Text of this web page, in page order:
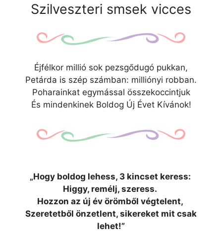
Szilveszteri smsek vicces
Éjfélkor millió sok pezsgődugó pukkan,
Petárda is szép számban: milliónyi robban.
Poharainkat egymással összekoccintjuk
És mindenkinek Boldog Új Évet Kívánok!
„Hogy boldog lehess, 3 kincset keress:
Higgy, remélj, szeress.
Hozzon az új év örömből végtelent,
Szeretetből önzetlent, sikereket mit csak
lehet!”